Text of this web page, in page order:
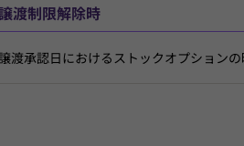
渡制限解除時
譲渡承認日におけるストックオプション